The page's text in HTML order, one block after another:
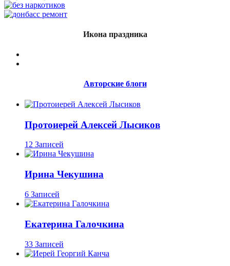
Икона праздника
Авторские блоги
Протоиерей Алексей Лысиков
12 Записей
Ирина Чекушина
6 Записей
Екатерина Галочкина
33 Записей